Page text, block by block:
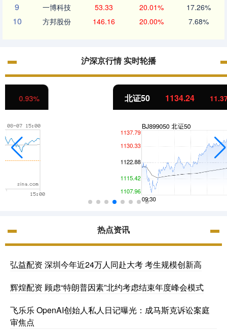
9 一博科技 53.33 20.01% 17.26%
10 方邦股份 146.16 20.00% 7.68%
沪深京行情 实时轮播
11.37 1.01%
热点资讯
弘益配资 深圳今年近24万人同赴大考 考生规模创新高
辉煌配资 顾虑“特朗普因素”北约考虑结束年度峰会模式
飞乐乐 OpenAI创始人私人日记曝光：成马斯克诉讼案庭
审焦点